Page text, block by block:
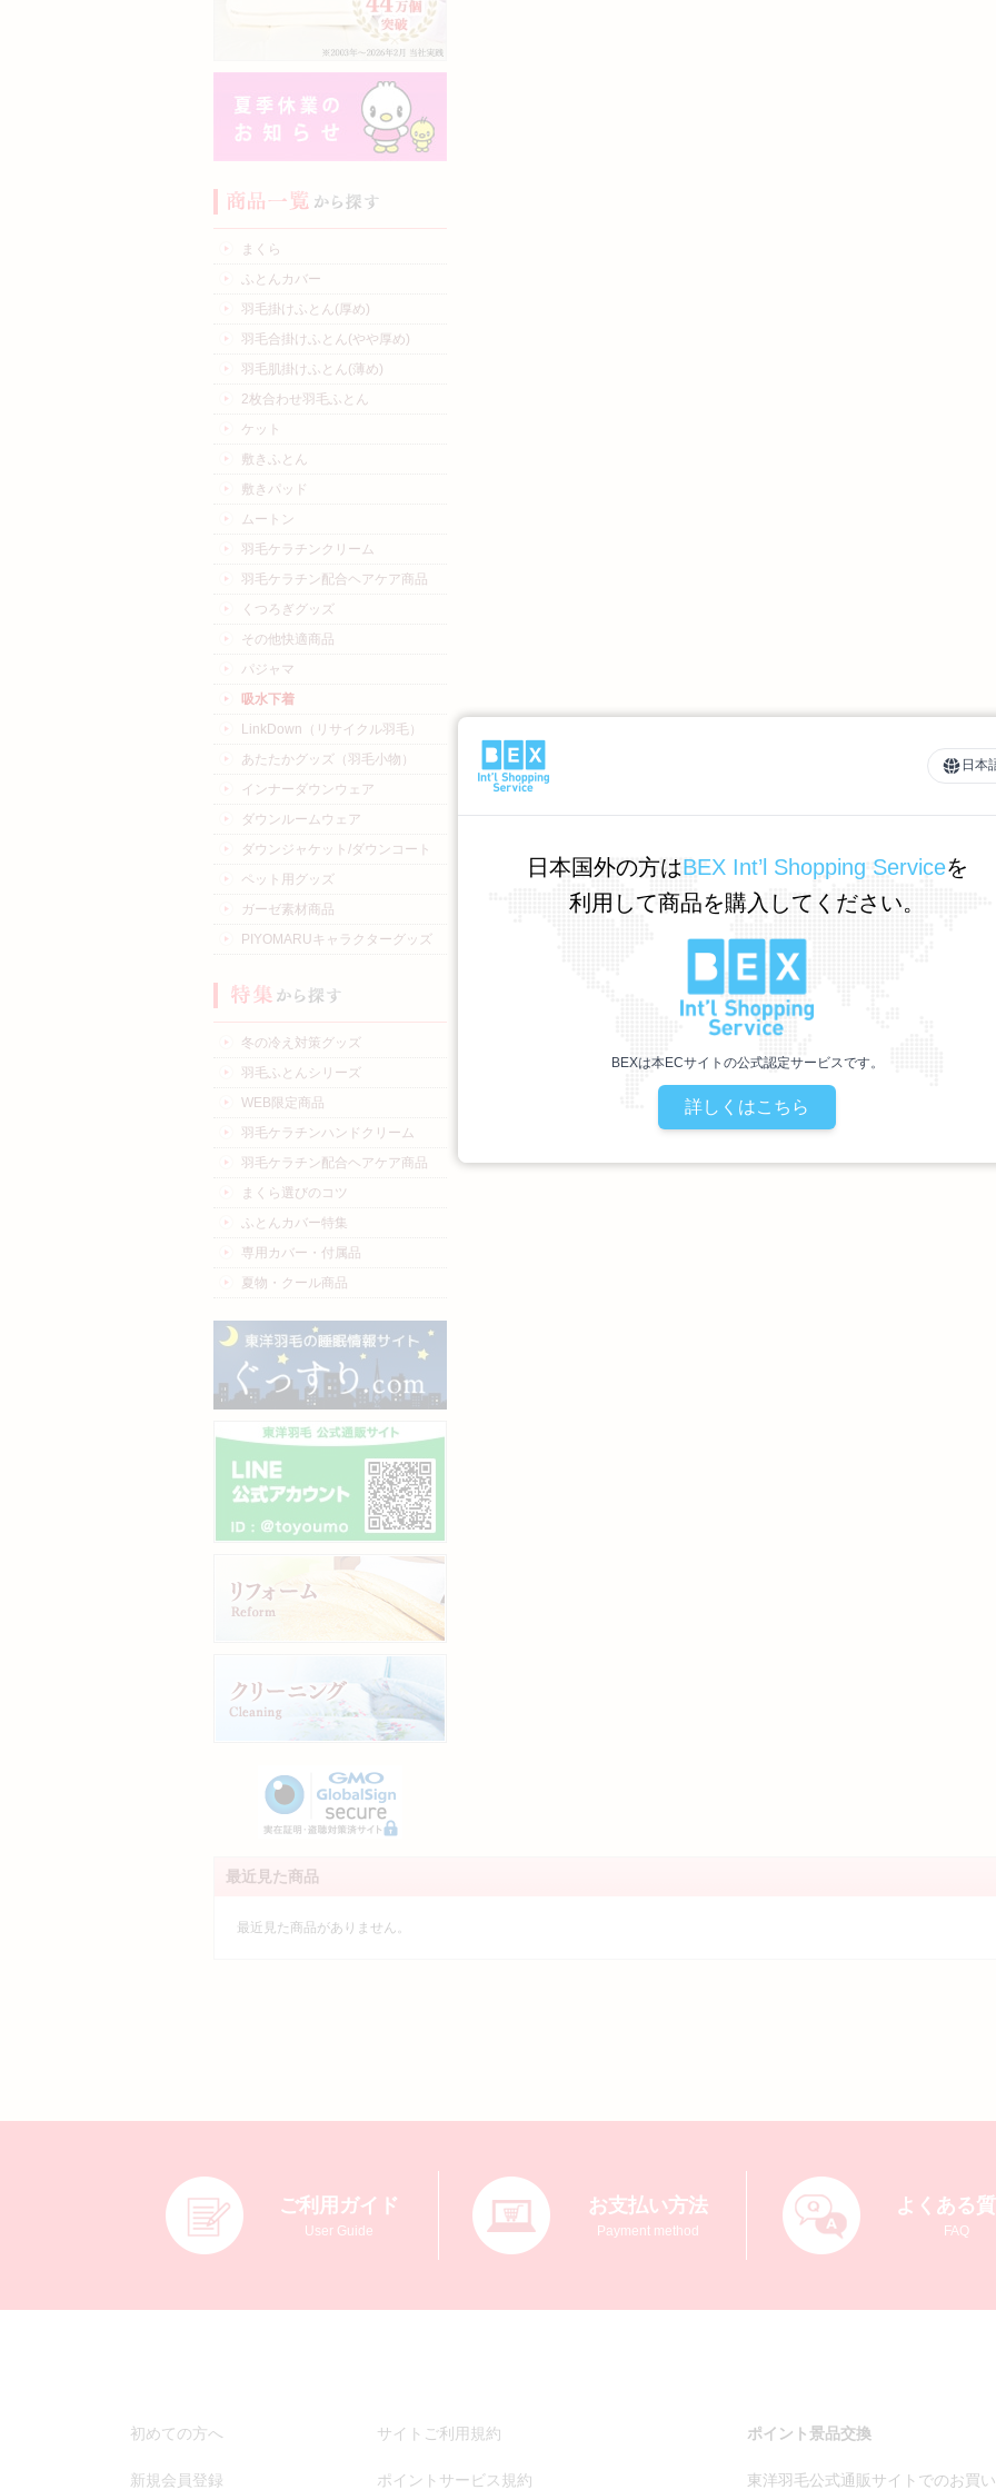
まくら
ふとんカバー
羽毛掛けふとん(厚め)
羽毛合掛けふとん(やや厚め)
羽毛肌掛けふとん(薄め)
2枚合わせ羽毛ふとん
ケット
敷きふとん
敷きパッド
ムートン
羽毛ケラチンクリーム
羽毛ケラチン配合ヘアケア商品
くつろぎグッズ
その他快適商品
パジャマ
吸水下着
LinkDown（リサイクル羽毛）
あたたかグッズ（羽毛小物）
インナーダウンウェア
ダウンルームウェア
ダウンジャケット/ダウンコート
ペット用グッズ
ガーゼ素材商品
PIYOMARUキャラクターグッズ
冬の冷え対策グッズ
羽毛ふとんシリーズ
WEB限定商品
羽毛ケラチンハンドクリーム
羽毛ケラチン配合ヘアケア商品
まくら選びのコツ
ふとんカバー特集
専用カバー・付属品
夏物・クール商品
最近見た商品
最近見た商品がありません。
ご利用ガイド
User Guide
お支払い方法
Payment method
よくある
FAQ
初めての方へ
新規会員登録
サイトご利用規約
ポイントサービス規約
ポイント景品交換
東洋羽毛公式通販サイトでのお買
日本
日本国外の方はBEX Int’l Shopping Serviceを
利用して商品を購入してください。
BEXは本ECサイトの公式認定サービスです。
詳しくはこちら